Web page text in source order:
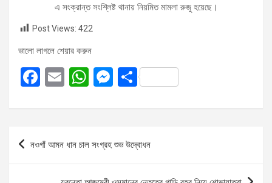
এ সংক্রান্ত সংশ্লিষ্ট থানায় নিয়মিত মামলা রুজু হয়েছে।
Post Views: 422
ভালো লাগলে শেয়ার করুন
F
ce
b
o
E
ail
W
at
A
p
M
se
g
er
S
ar
Post
নওগাঁ আমন ধান চাল সংগ্রহ শুভ উদ্বোধন